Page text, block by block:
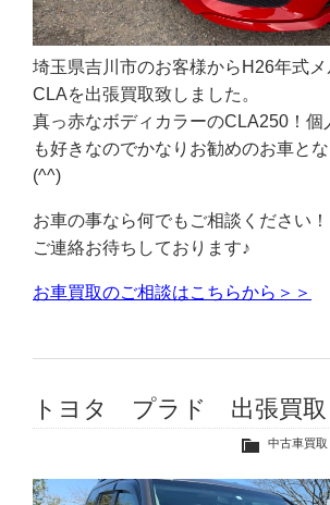
埼玉県吉川市のお客様からH26年式
CLAを出張買取致しました。
真っ赤なボディカラーのCLA250！個
も好きなのでかなりお勧めのお車と
(^^)
お車の事なら何でもご相談ください！
ご連絡お待ちしております♪
お車買取のご相談はこちらから＞＞
トヨタ プラド 出張買取
中古車買取